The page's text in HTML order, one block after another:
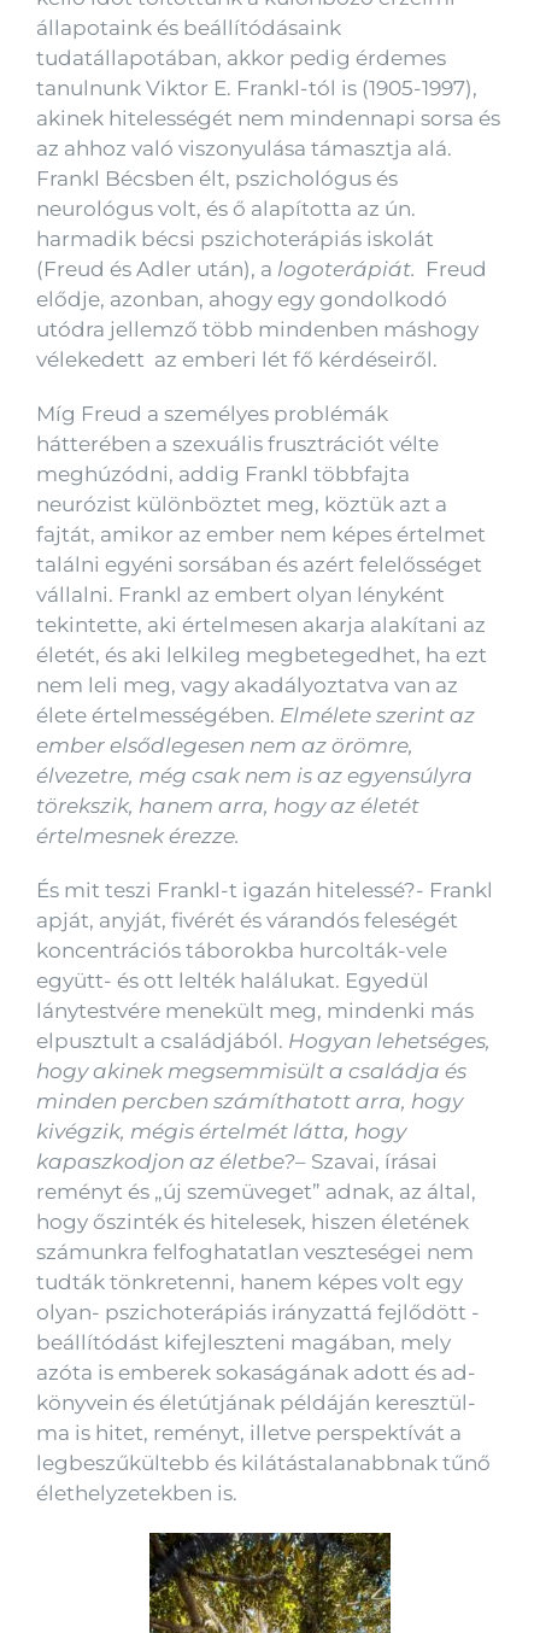
állapotaink és beállítódásaink
tudatállapotában, akkor pedig érdemes
tanulnunk Viktor E. Frankl-tól is (1905-1997),
akinek hitelességét nem mindennapi sorsa és
az ahhoz való viszonyulása támasztja alá.
Frankl Bécsben élt, pszichológus és
neurológus volt, és ő alapította az ún.
harmadik bécsi pszichoterápiás iskolát
(Freud és Adler után), a logoterápiát. Freud
elődje, azonban, ahogy egy gondolkodó
utódra jellemző több mindenben máshogy
vélekedett az emberi lét fő kérdéseiről.
Míg Freud a személyes problémák
hátterében a szexuális frusztrációt vélte
meghúzódni, addig Frankl többfajta
neurózist különböztet meg, köztük azt a
fajtát, amikor az ember nem képes értelmet
találni egyéni sorsában és azért felelősséget
vállalni. Frankl az embert olyan lényként
tekintette, aki értelmesen akarja alakítani az
életét, és aki lelkileg megbetegedhet, ha ezt
nem leli meg, vagy akadályoztatva van az
élete értelmességében. Elmélete szerint az
ember elsődlegesen nem az örömre,
élvezetre, még csak nem is az egyensúlyra
törekszik, hanem arra, hogy az életét
értelmesnek érezze.
És mit teszi Frankl-t igazán hitelessé?- Frankl
apját, anyját, fivérét és várandós feleségét
koncentrációs táborokba hurcolták-vele
együtt- és ott lelték halálukat. Egyedül
lánytestvére menekült meg, mindenki más
elpusztult a családjából. Hogyan lehetséges,
hogy akinek megsemmisült a családja és
minden percben számíthatott arra, hogy
kivégzik, mégis értelmét látta, hogy
kapaszkodjon az életbe?– Szavai, írásai
reményt és „új szemüveget” adnak, az által,
hogy őszinték és hitelesek, hiszen életének
számunkra felfoghatatlan veszteségei nem
tudták tönkretenni, hanem képes volt egy
olyan- pszichoterápiás irányzattá fejlődött -
beállítódást kifejleszteni magában, mely
azóta is emberek sokaságának adott és ad-
könyvein és életútjának példáján keresztül-
ma is hitet, reményt, illetve perspektívát a
legbeszűkültebb és kilátástalanabbnak tűnő
élethelyzetekben is.